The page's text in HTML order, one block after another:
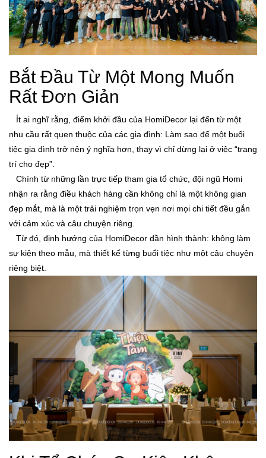
Bắt Đầu Từ Một Mong Muốn
Rất Đơn Giản
Ít ai nghĩ rằng, điểm khởi đầu của HomiDecor lại đến từ một
nhu cầu rất quen thuộc của các gia đình: Làm sao để một buổi
tiệc gia đình trở nên ý nghĩa hơn, thay vì chỉ dừng lại ở việc “trang
trí cho đẹp”.
Chính từ những lần trực tiếp tham gia tổ chức, đội ngũ Homi
nhận ra rằng điều khách hàng cần không chỉ là một không gian
đẹp mắt, mà là một trải nghiệm trọn vẹn nơi mọi chi tiết đều gắn
với cảm xúc và câu chuyện riêng.
Từ đó, định hướng của HomiDecor dần hình thành: không làm
sự kiện theo mẫu, mà thiết kế từng buổi tiệc như một câu chuyện
riêng biệt.